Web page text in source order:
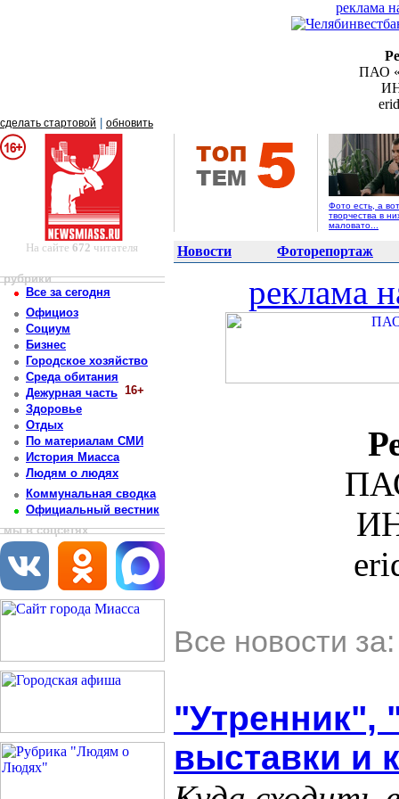
реклама
ПАО
сделать стартовой обновить
Фото есть, а вот
творчества в
маловато...
На сайте672 читателя Новости Фоторепортаж
рубрики
Все за сегодня
Официоз
Социум
Бизнес
Городское хозяйство
Среда обитания
Дежурная часть 16+
Здоровье
Отдых
По материалам СМИ
История Миасса
Людям о людях
Коммунальная сводка
Официальный вестник
мы в соцсетях
реклама
Все новости
"Утренник",
выставки и